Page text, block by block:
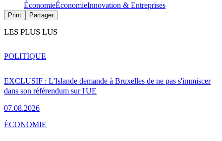
ÉconomieÉconomieInnovation & Entreprises
Print Partager
LES PLUS LUS
EXCLUSIF : L'Islande demande à Bruxelles de ne pas s'immiscer
dans son référendum sur l'UE
07.08.2026
POLITIQUE
ÉCONOMIE